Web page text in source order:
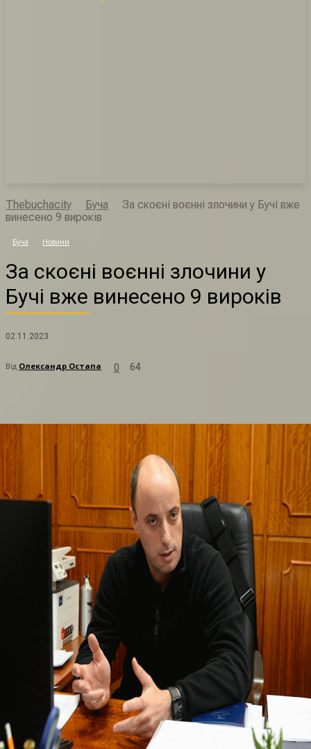
Thebuchacity Буча
За скоєні воєнні злочини у Бучі вже
винесено 9 вироків
Буча Новини
За скоєні воєнні злочини у
Бучі вже винесено 9 вироків
02.11.2023
Від Олександр Остапа 0 64